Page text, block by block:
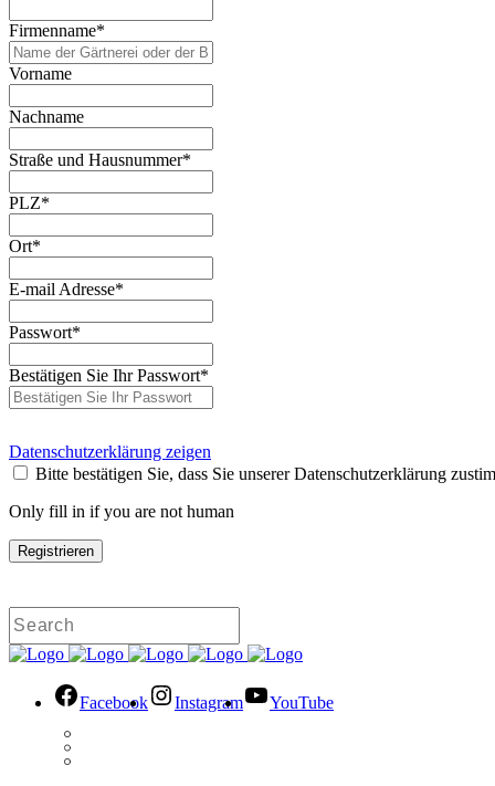
Firmenname*
Vorname
Nachname
Straße und Hausnummer*
PLZ*
Ort*
E-mail Adresse*
Passwort*
Bestätigen Sie Ihr Passwort*
Datenschutzerklärung zeigen
Bitte bestätigen Sie, dass Sie unserer Datenschutzerklärung
Only fill in if you are not human
Facebook Instagram YouTube